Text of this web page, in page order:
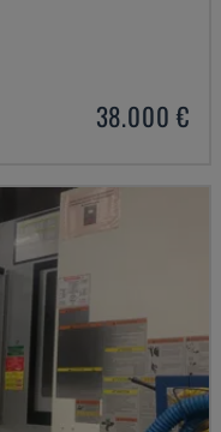
38.000 €